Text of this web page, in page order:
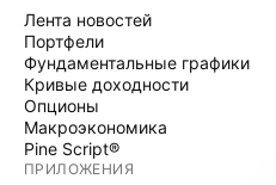
Лента новостей
Портфели
Фундаментальные графики
Кривые доходности
Опционы
Макроэкономика
Pine Script®
ПРИЛОЖЕНИЯ